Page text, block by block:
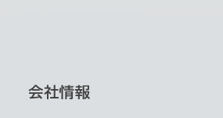
会社情報